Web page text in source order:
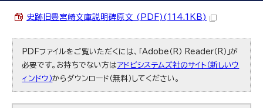
史跡旧豊宮崎文庫説明碑原文 (PDF)(114.1KB)
PDFファイルをご覧いただくには、「Adobe（R） Reader（R）」が
必要です。お持ちでない方は アドビシステムズ社のサイト（新しいウ
ィンドウ）からダウンロード（無料）してください。